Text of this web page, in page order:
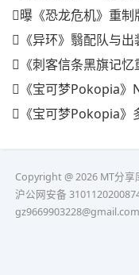
曝《恐龙危机》重
《异环》翳配队与
《刺客信条黑旗记忆重
《宝可梦Pokopia》
《宝可梦Pokopia
Copyright @ 2026 MT分享
沪公网安备
gz9669903228@gmail.com